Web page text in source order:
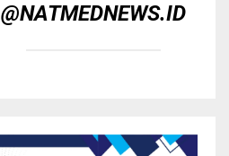
@NATMEDNEWS.ID